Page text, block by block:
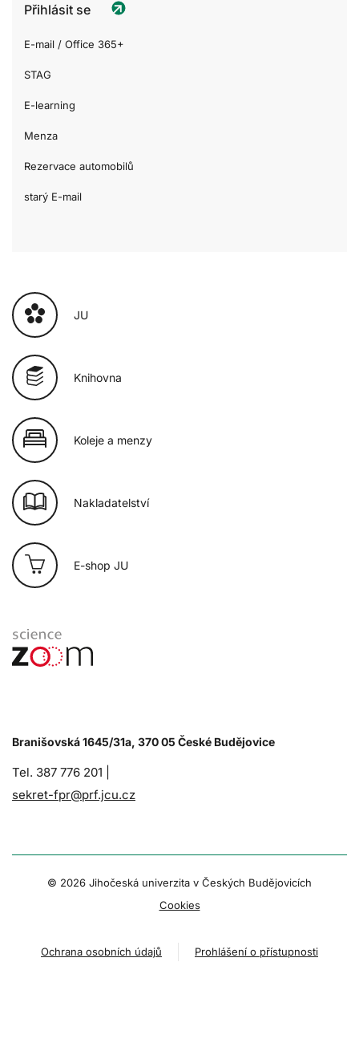
Přihlásit se
E-mail / Office 365+
STAG
E-learning
Menza
Rezervace automobilů
starý E-mail
JU
Knihovna
Koleje a menzy
Nakladatelství
E-shop JU
Branišovská 1645/31a, 370 05 České Budějovice
Tel. 387 776 201 |
sekret-fpr@prf.jcu.cz
© 2026 Jihočeská univerzita v Českých Budějovicích
Cookies
Ochrana osobních údajů Prohlášení o přístupnosti